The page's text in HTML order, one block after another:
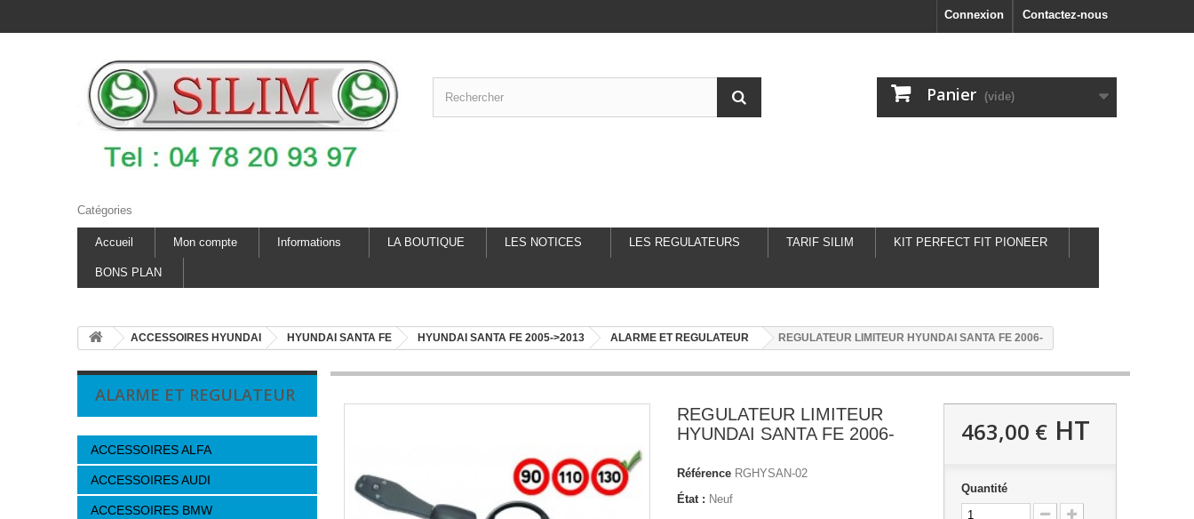
Contactez-nous
Connexion
Panier (vide)
Catégories
Accueil Mon compte Informations LA BOUTIQUE LES NOTICES LES REGULATEURS TARIF SILIM KIT PERFECT FIT PIONEER
BONS PLAN
ACCESSOIRES HYUNDAI HYUNDAI SANTA FE HYUNDAI SANTA FE 2005->2013 ALARME ET REGULATEUR REGULATEUR LIMITEUR HYUNDAI SANTA FE 2006-
ALARME ET REGULATEUR
ACCESSOIRES ALFA
ACCESSOIRES AUDI
ACCESSOIRES BMW
REGULATEUR LIMITEUR
HYUNDAI SANTA FE 2006-
Référence RGHYSAN-02
État : Neuf
463,00 €HT
Quantité